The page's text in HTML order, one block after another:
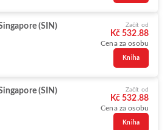
(SIN) Začít od
Kč 532.88
Cena za osobu
Kniha
(SIN) Začít od
Kč 532.88
Cena za osobu
Kniha